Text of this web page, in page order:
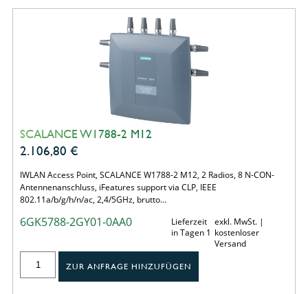
SCALANCE W1788-2 M12
2.106,80 €
IWLAN Access Point, SCALANCE W1788-2 M12, 2 Radios, 8 N-CON-
Antennenanschluss, iFeatures support via CLP, IEEE
802.11a/b/g/h/n/ac, 2,4/5GHz, brutto…
6GK5788-2GY01-0AA0
Lieferzeit
in Tagen 1
exkl. MwSt. |
kostenloser
Versand
ZUR ANFRAGE HINZUFÜGEN